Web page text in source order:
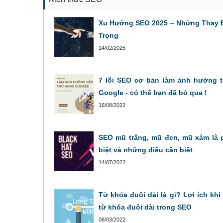
Xu Hướng SEO 2025 – Những Thay
Trọng
14/02/2025
7 lỗi SEO cơ bản làm ảnh hưởng
Google - có thể bạn đã bỏ qua !
16/08/2022
SEO mũ trắng, mũ đen, mũ xám là
biệt và những điều cần biết
14/07/2022
Từ khóa đuôi dài là gì? Lợi ích khi
từ khóa đuôi dài trong SEO
08/03/2022